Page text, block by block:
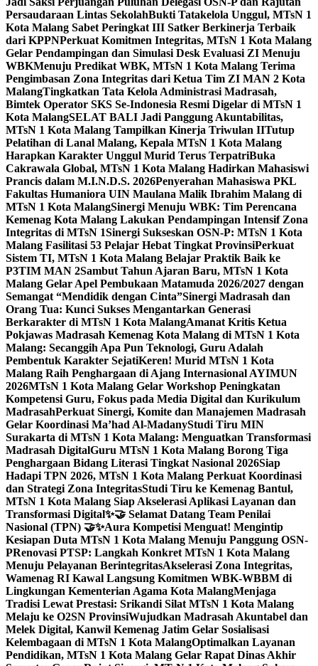
Persaudaraan Lintas SekolahBukti Tatakelola Unggul, MTsN 1
Kota Malang Sabet Peringkat III Satker Berkinerja Terbaik
dari KPPNPerkuat Komitmen Integritas, MTsN 1 Kota Malang
Gelar Pendampingan dan Simulasi Desk Evaluasi ZI Menuju
WBKMenuju Predikat WBK, MTsN 1 Kota Malang Terima
Pengimbasan Zona Integritas dari Ketua Tim ZI MAN 2 Kota
MalangTingkatkan Tata Kelola Administrasi Madrasah,
Bimtek Operator SKS Se-Indonesia Resmi Digelar di MTsN 1
Kota MalangSELAT BALI Jadi Panggung Akuntabilitas,
MTsN 1 Kota Malang Tampilkan Kinerja Triwulan IITutup
Pelatihan di Lanal Malang, Kepala MTsN 1 Kota Malang
Harapkan Karakter Unggul Murid Terus TerpatriBuka
Cakrawala Global, MTsN 1 Kota Malang Hadirkan Mahasiswi
Prancis dalam M.I.N.D.S. 2026Penyerahan Mahasiswa PKL
Fakultas Humaniora UIN Maulana Malik Ibrahim Malang di
MTsN 1 Kota MalangSinergi Menuju WBK: Tim Perencana
Kemenag Kota Malang Lakukan Pendampingan Intensif Zona
Integritas di MTsN 1Sinergi Sukseskan OSN-P: MTsN 1 Kota
Malang Fasilitasi 53 Pelajar Hebat Tingkat ProvinsiPerkuat
Sistem TI, MTsN 1 Kota Malang Belajar Praktik Baik ke
P3TIM MAN 2Sambut Tahun Ajaran Baru, MTsN 1 Kota
Malang Gelar Apel Pembukaan Matamuda 2026/2027 dengan
Semangat “Mendidik dengan Cinta”Sinergi Madrasah dan
Orang Tua: Kunci Sukses Mengantarkan Generasi
Berkarakter di MTsN 1 Kota MalangAmanat Kritis Ketua
Pokjawas Madrasah Kemenag Kota Malang di MTsN 1 Kota
Malang: Secanggih Apa Pun Teknologi, Guru Adalah
Pembentuk Karakter SejatiKeren! Murid MTsN 1 Kota
Malang Raih Penghargaan di Ajang Internasional AYIMUN
2026MTsN 1 Kota Malang Gelar Workshop Peningkatan
Kompetensi Guru, Fokus pada Media Digital dan Kurikulum
MadrasahPerkuat Sinergi, Komite dan Manajemen Madrasah
Gelar Koordinasi Ma’had Al-MadanyStudi Tiru MIN
Surakarta di MTsN 1 Kota Malang: Menguatkan Transformasi
Madrasah DigitalGuru MTsN 1 Kota Malang Borong Tiga
Penghargaan Bidang Literasi Tingkat Nasional 2026Siap
Hadapi TPN 2026, MTsN 1 Kota Malang Perkuat Koordinasi
dan Strategi Zona IntegritasStudi Tiru ke Kemenag Bantul,
MTsN 1 Kota Malang Siap Akselerasi Aplikasi Layanan dan
Transformasi Digital✨🤝 Selamat Datang Team Penilai
Nasional (TPN) 🤝✨Aura Kompetisi Menguat! Mengintip
Kesiapan Duta MTsN 1 Kota Malang Menuju Panggung OSN-
PRenovasi PTSP: Langkah Konkret MTsN 1 Kota Malang
Menuju Pelayanan BerintegritasAkselerasi Zona Integritas,
Wamenag RI Kawal Langsung Komitmen WBK-WBBM di
Lingkungan Kementerian Agama Kota MalangMenjaga
Tradisi Lewat Prestasi: Srikandi Silat MTsN 1 Kota Malang
Melaju ke O2SN ProvinsiWujudkan Madrasah Akuntabel dan
Melek Digital, Kanwil Kemenag Jatim Gelar Sosialisasi
Kelembagaan di MTsN 1 Kota MalangOptimalkan Layanan
Pendidikan, MTsN 1 Kota Malang Gelar Rapat Dinas Akhir